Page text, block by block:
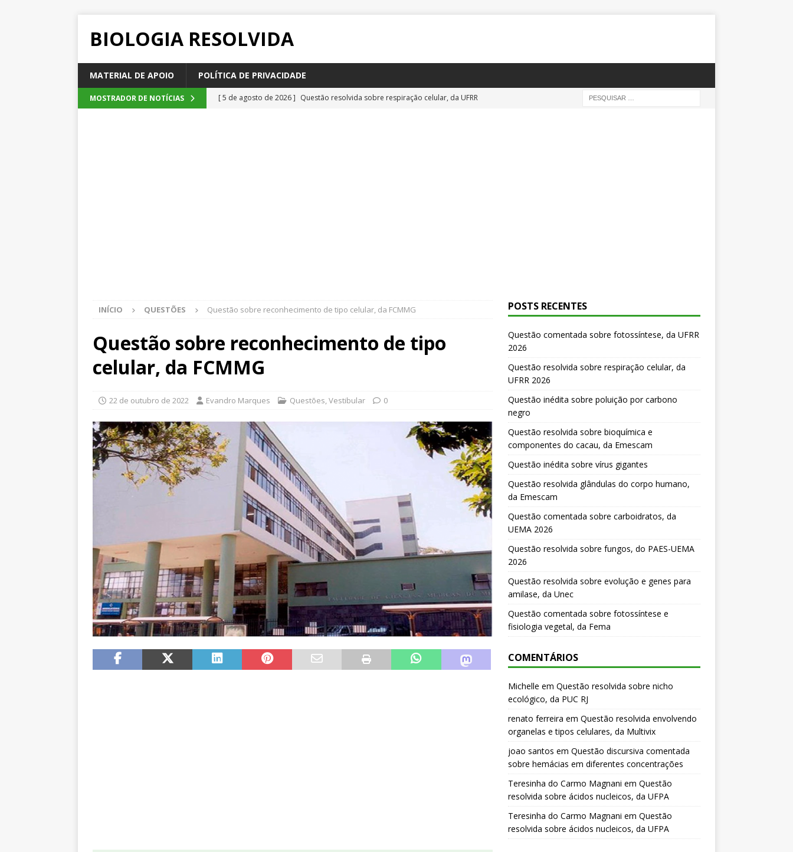
BIOLOGIA RESOLVIDA
MATERIAL DE APOIO POLÍTICA DE PRIVACIDADE
MOSTRADOR DE NOTÍCIAS [ 5 de agosto de 2026 ] Questão resolvida sobre respiração celular, da UFRR
INÍCIO QUESTÕES Questão sobre reconhecimento de tipo celular, da FCMMG
Questão sobre reconhecimento de tipo
celular, da FCMMG
22 de outubro de 2022 Evandro Marques Questões,Vestibular 0
POSTS RECENTES
Questão comentada sobre fotossíntese, da UFRR
2026
Questão resolvida sobre respiração celular, da
UFRR 2026
Questão inédita sobre poluição por carbono
negro
Questão resolvida sobre bioquímica e
componentes do cacau, da Emescam
Questão inédita sobre vírus gigantes
Questão resolvida glândulas do corpo humano,
da Emescam
Questão comentada sobre carboidratos, da
UEMA 2026
Questão resolvida sobre fungos, do PAES-UEMA
2026
Questão resolvida sobre evolução e genes para
amilase, da Unec
Questão comentada sobre fotossíntese e
fisiologia vegetal, da Fema
COMENTÁRIOS
Michelle em Questão resolvida sobre nicho
ecológico, da PUC RJ
renato ferreira em Questão resolvida envolvendo
organelas e tipos celulares, da Multivix
joao santos em Questão discursiva comentada
sobre hemácias em diferentes concentrações
Teresinha do Carmo Magnani em Questão
resolvida sobre ácidos nucleicos, da UFPA
Teresinha do Carmo Magnani em Questão
resolvida sobre ácidos nucleicos, da UFPA